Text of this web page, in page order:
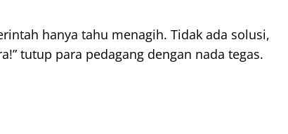
hanya tahu menagih. Tidak ada solusi,
tutup para pedagang dengan nada tegas.